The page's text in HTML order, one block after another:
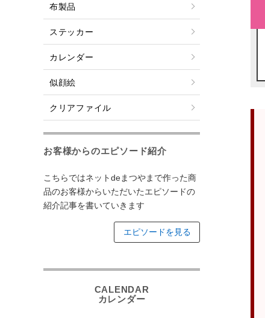
布製品
ステッカー
カレンダー
似顔絵
クリアファイル
お客様からのエピソード紹介
こちらではネットdeまつやまで作った商
品のお客様からいただいたエピソードの
紹介記事を書いていきます
エピソードを見る